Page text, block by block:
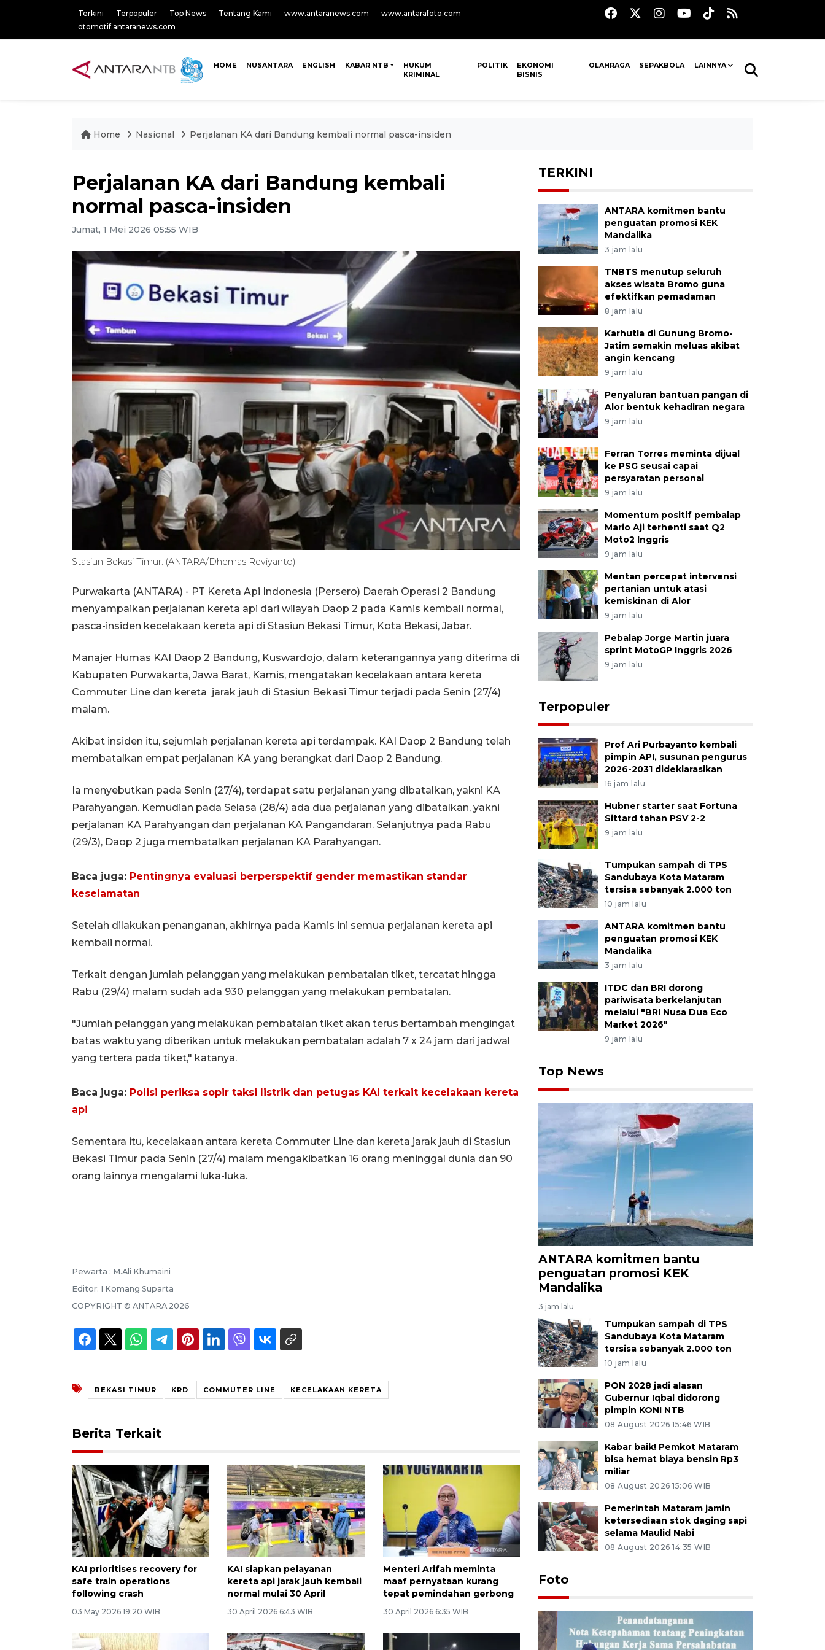
Terkini Terpopuler Top News Tentang Kami www.antaranews.com
www.antarafoto.com
otomotif.antaranews.com
HOME NUSANTARA ENGLISH KABAR NTB
HUKUM
KRIMINAL
POLITIK
EKONOMI
BISNIS
OLAHRAGA SEPAKBOLA LAINNYA
Home Nasional Perjalanan KA dari Bandung kembali normal pasca-insiden
Perjalanan KA dari Bandung kembali
normal pasca-insiden
Jumat, 1 Mei 2026 05:55 WIB
Stasiun Bekasi Timur. (ANTARA/Dhemas Reviyanto)
Purwakarta (ANTARA) - PT Kereta Api Indonesia (Persero) Daerah Operasi 2 Bandung
menyampaikan perjalanan kereta api dari wilayah Daop 2 pada Kamis kembali normal,
pasca-insiden kecelakaan kereta api di Stasiun Bekasi Timur, Kota Bekasi, Jabar.
Manajer Humas KAI Daop 2 Bandung, Kuswardojo, dalam keterangannya yang diterima di
Kabupaten Purwakarta, Jawa Barat, Kamis, mengatakan kecelakaan antara kereta
Commuter Line dan kereta jarak jauh di Stasiun Bekasi Timur terjadi pada Senin (27/4)
malam.
Akibat insiden itu, sejumlah perjalanan kereta api terdampak. KAI Daop 2 Bandung telah
membatalkan empat perjalanan KA yang berangkat dari Daop 2 Bandung.
Ia menyebutkan pada Senin (27/4), terdapat satu perjalanan yang dibatalkan, yakni KA
Parahyangan. Kemudian pada Selasa (28/4) ada dua perjalanan yang dibatalkan, yakni
perjalanan KA Parahyangan dan perjalanan KA Pangandaran. Selanjutnya pada Rabu
(29/3), Daop 2 juga membatalkan perjalanan KA Parahyangan.
Baca juga: Pentingnya evaluasi berperspektif gender memastikan standar
keselamatan
Setelah dilakukan penanganan, akhirnya pada Kamis ini semua perjalanan kereta api
kembali normal.
Terkait dengan jumlah pelanggan yang melakukan pembatalan tiket, tercatat hingga
Rabu (29/4) malam sudah ada 930 pelanggan yang melakukan pembatalan.
"Jumlah pelanggan yang melakukan pembatalan tiket akan terus bertambah mengingat
batas waktu yang diberikan untuk melakukan pembatalan adalah 7 x 24 jam dari jadwal
yang tertera pada tiket," katanya.
Baca juga: Polisi periksa sopir taksi listrik dan petugas KAI terkait kecelakaan kereta
api
Sementara itu, kecelakaan antara kereta Commuter Line dan kereta jarak jauh di Stasiun
Bekasi Timur pada Senin (27/4) malam mengakibatkan 16 orang meninggal dunia dan 90
orang lainnya mengalami luka-luka.
Pewarta : M.Ali Khumaini
Editor: I Komang Suparta
COPYRIGHT © ANTARA 2026
BEKASI TIMUR KRD COMMUTER LINE KECELAKAAN KERETA
Berita Terkait
KAI prioritises recovery for
safe train operations
following crash
03 May 2026 19:20 WIB
KAI siapkan pelayanan
kereta api jarak jauh kembali
normal mulai 30 April
30 April 2026 6:43 WIB
Menteri Arifah meminta
maaf pernyataan kurang
tepat pemindahan gerbong
30 April 2026 6:35 WIB
TERKINI
ANTARA komitmen bantu
penguatan promosi KEK
Mandalika
3 jam lalu
TNBTS menutup seluruh
akses wisata Bromo guna
efektifkan pemadaman
8 jam lalu
Karhutla di Gunung Bromo-
Jatim semakin meluas akibat
angin kencang
9 jam lalu
Penyaluran bantuan pangan di
Alor bentuk kehadiran negara
9 jam lalu
Ferran Torres meminta dijual
ke PSG seusai capai
persyaratan personal
9 jam lalu
Momentum positif pembalap
Mario Aji terhenti saat Q2
Moto2 Inggris
9 jam lalu
Mentan percepat intervensi
pertanian untuk atasi
kemiskinan di Alor
9 jam lalu
Pebalap Jorge Martin juara
sprint MotoGP Inggris 2026
9 jam lalu
Terpopuler
Prof Ari Purbayanto kembali
pimpin API, susunan pengurus
2026-2031 dideklarasikan
16 jam lalu
Hubner starter saat Fortuna
Sittard tahan PSV 2-2
9 jam lalu
Tumpukan sampah di TPS
Sandubaya Kota Mataram
tersisa sebanyak 2.000 ton
10 jam lalu
ANTARA komitmen bantu
penguatan promosi KEK
Mandalika
3 jam lalu
ITDC dan BRI dorong
pariwisata berkelanjutan
melalui "BRI Nusa Dua Eco
Market 2026"
9 jam lalu
Top News
ANTARA komitmen bantu
penguatan promosi KEK
Mandalika
3 jam lalu
Tumpukan sampah di TPS
Sandubaya Kota Mataram
tersisa sebanyak 2.000 ton
10 jam lalu
PON 2028 jadi alasan
Gubernur Iqbal didorong
pimpin KONI NTB
08 August 2026 15:46 WIB
Kabar baik! Pemkot Mataram
bisa hemat biaya bensin Rp3
miliar
08 August 2026 15:06 WIB
Pemerintah Mataram jamin
ketersediaan stok daging sapi
selama Maulid Nabi
08 August 2026 14:35 WIB
Foto